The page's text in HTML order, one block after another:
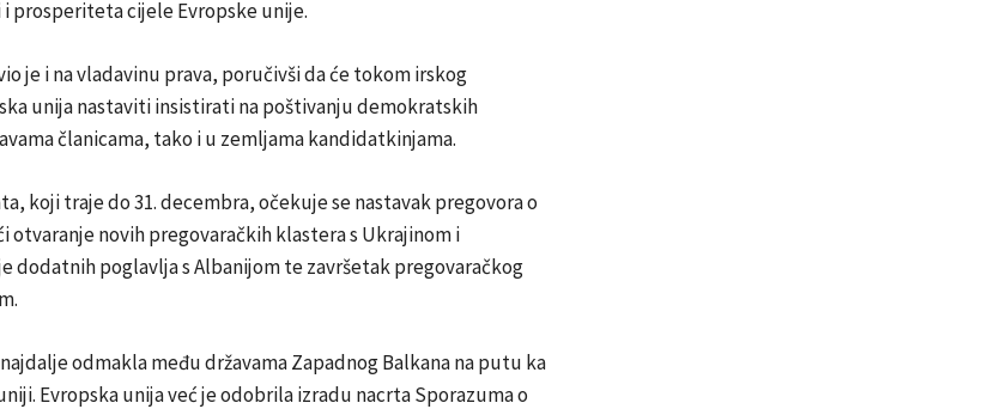
prosperiteta cijele Evropske unije.
je i na vladavinu prava, poručivši da će tokom irskog
unija nastaviti insistirati na poštivanju demokratskih
članicama, tako i u zemljama kandidatkinjama.
koji traje do 31. decembra, očekuje se nastavak pregovora o
novih pregovaračkih klastera s Ukrajinom i
dodatnih poglavlja s Albanijom te završetak pregovaračkog
odmakla među državama Zapadnog Balkana na putu ka
Evropska unija već je odobrila izradu nacrta Sporazuma o